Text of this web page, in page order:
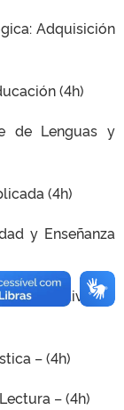
Adquisición
(4h)
de Lenguas y
(4h)
y Enseñanza
cuantitativa de
– (4h)
– (4h)